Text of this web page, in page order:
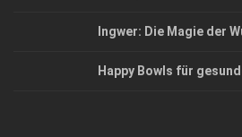
Ingwer: Die Magie der
Happy Bowls für